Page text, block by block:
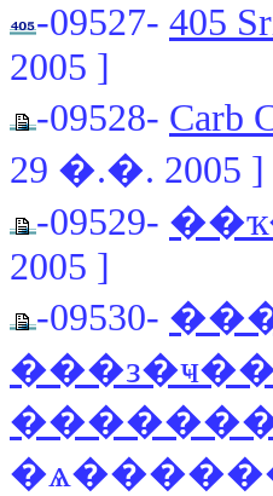
-09527- 405
2005 ]
-09528-
29 �.�. 2005 ]
-09529-
2005 ]
-09530-